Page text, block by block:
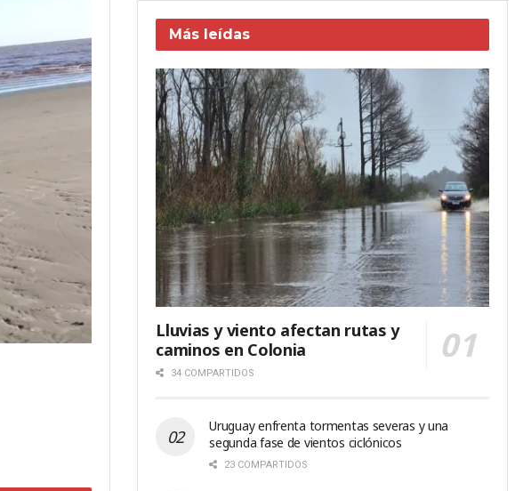
Más leídas
Lluvias y viento afectan rutas y
caminos en Colonia
34 COMPARTIDOS
Uruguay enfrenta tormentas severas y una
segunda fase de vientos ciclónicos
23 COMPARTIDOS